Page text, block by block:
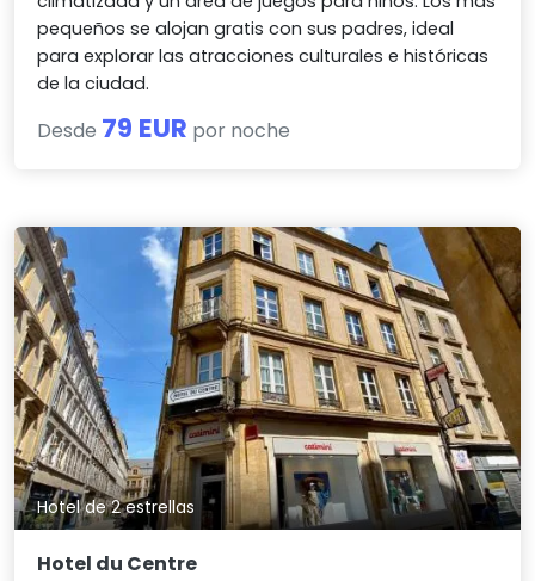
pequeños se alojan gratis con sus padres, ideal
para explorar las atracciones culturales e históricas
de la ciudad.
Desde 79 EUR por noche
Hotel de 2 estrellas
Hotel du Centre